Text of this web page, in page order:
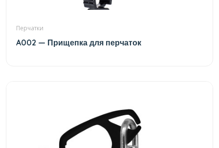
Перчатки
A002 — Прищепка для перчаток